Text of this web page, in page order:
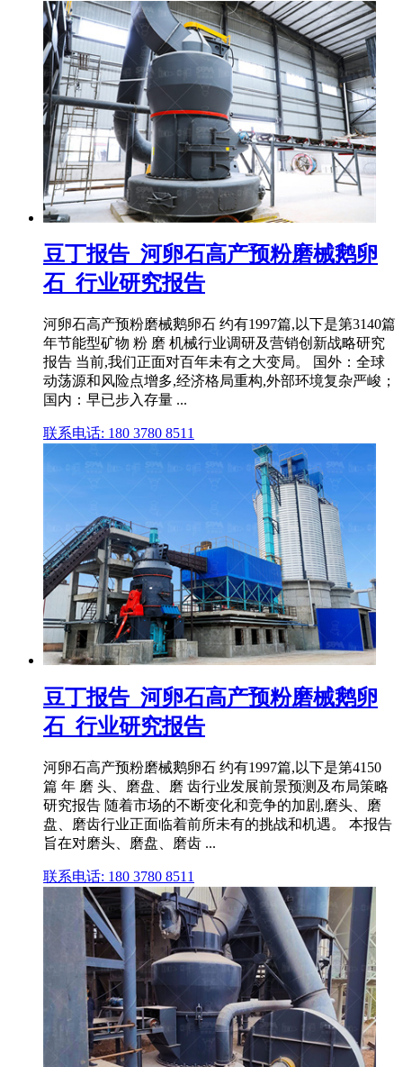
豆丁报告_河卵石高产预粉磨械鹅卵
石_行业研究报告
河卵石高产预粉磨械鹅卵石 约有1997篇,以下是第3140篇
年节能型矿物 粉 磨 机械行业调研及营销创新战略研究
报告 当前,我们正面对百年未有之大变局。 国外：全球
动荡源和风险点增多,经济格局重构,外部环境复杂严峻；
国内：早已步入存量 ...
联系电话: 180 3780 8511
豆丁报告_河卵石高产预粉磨械鹅卵
石_行业研究报告
河卵石高产预粉磨械鹅卵石 约有1997篇,以下是第4150
篇 年 磨 头、磨盘、磨 齿行业发展前景预测及布局策略
研究报告 随着市场的不断变化和竞争的加剧,磨头、磨
盘、磨齿行业正面临着前所未有的挑战和机遇。 本报告
旨在对磨头、磨盘、磨齿 ...
联系电话: 180 3780 8511